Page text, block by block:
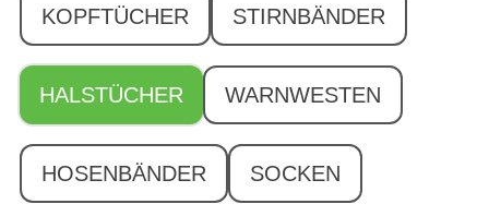
KOPFTÜCHER STIRNBÄNDER
HALSTÜCHER WARNWESTEN
HOSENBÄNDER SOCKEN